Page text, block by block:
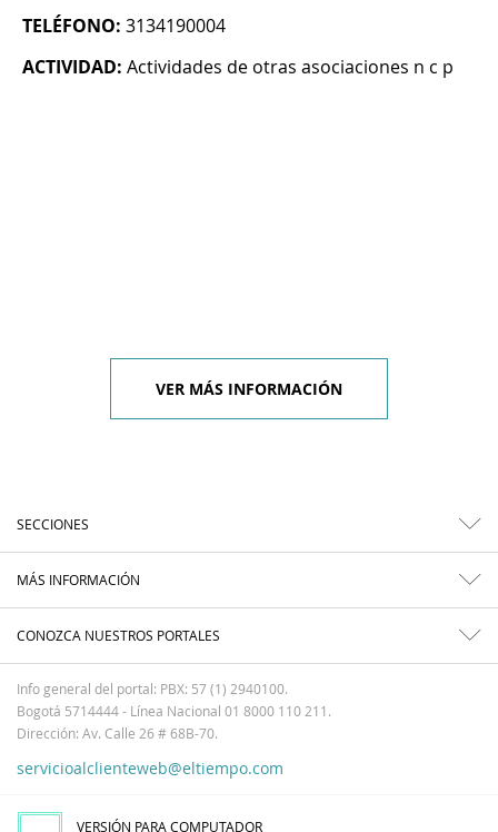
TELÉFONO: 3134190004
ACTIVIDAD: Actividades de otras asociaciones n c p
VER MÁS INFORMACIÓN
SECCIONES
MÁS INFORMACIÓN
CONOZCA NUESTROS PORTALES
Info general del portal: PBX: 57 (1) 2940100.
Bogotá 5714444 - Línea Nacional 01 8000 110 211.
Dirección: Av. Calle 26 # 68B-70.
servicioalclienteweb@eltiempo.com
VERSIÓN PARA COMPUTADOR